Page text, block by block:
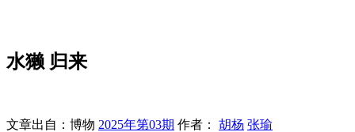
水獭 归来
文章出自：博物 2025年第03期 作者： 胡杨 张瑜